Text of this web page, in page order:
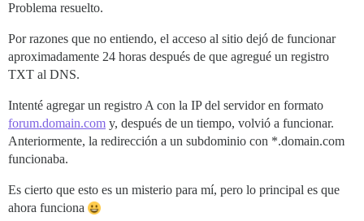
Problema resuelto.
Por razones que no entiendo, el acceso al sitio dejó de funcionar
aproximadamente 24 horas después de que agregué un registro
TXT al DNS.
Intenté agregar un registro A con la IP del servidor en formato
forum.domain.com y, después de un tiempo, volvió a funcionar.
Anteriormente, la redirección a un subdominio con *.domain.com
funcionaba.
Es cierto que esto es un misterio para mí, pero lo principal es que
ahora funciona